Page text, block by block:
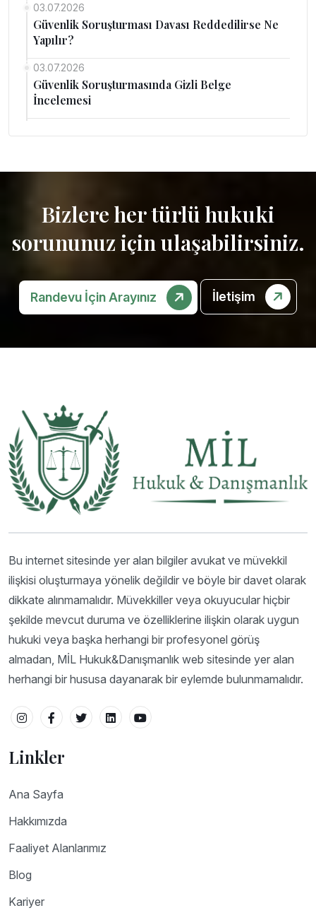
03.07.2026
Güvenlik Soruşturması Davası Reddedilirse Ne
Yapılır?
03.07.2026
Güvenlik Soruşturmasında Gizli Belge
İncelemesi
Bizlere her türlü hukuki
sorununuz için ulaşabilirsiniz.
Randevu İçin Arayınız İletişim
Bu internet sitesinde yer alan bilgiler avukat ve müvekkil
ilişkisi oluşturmaya yönelik değildir ve böyle bir davet olarak
dikkate alınmamalıdır. Müvekkiller veya okuyucular hiçbir
şekilde mevcut duruma ve özelliklerine ilişkin olarak uygun
hukuki veya başka herhangi bir profesyonel görüş
almadan, MİL Hukuk&Danışmanlık web sitesinde yer alan
herhangi bir hususa dayanarak bir eylemde bulunmamalıdır.
Linkler
Ana Sayfa
Hakkımızda
Faaliyet Alanlarımız
Blog
Kariyer